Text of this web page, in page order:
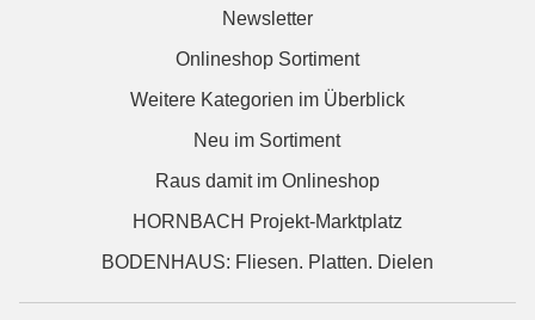
Newsletter
Onlineshop Sortiment
Weitere Kategorien im Überblick
Neu im Sortiment
Raus damit im Onlineshop
HORNBACH Projekt-Marktplatz
BODENHAUS: Fliesen. Platten. Dielen